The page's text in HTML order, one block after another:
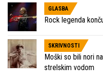
GLASBA
Rock legenda
SKRIVNOSTI
Moški so bili nori
strelskim vodom